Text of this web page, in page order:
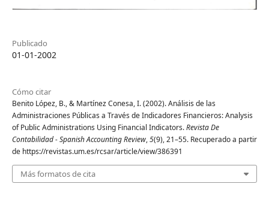
Publicado
01-01-2002
Cómo citar
Benito López, B., & Martínez Conesa, I. (2002). Análisis de las
Administraciones Públicas a Través de Indicadores Financieros: Analysis
of Public Administrations Using Financial Indicators.Revista De
Contabilidad - Spanish Accounting Review,5(9), 21–55. Recuperado a partir
de https://revistas.um.es/rcsar/article/view/386391
Más formatos de cita